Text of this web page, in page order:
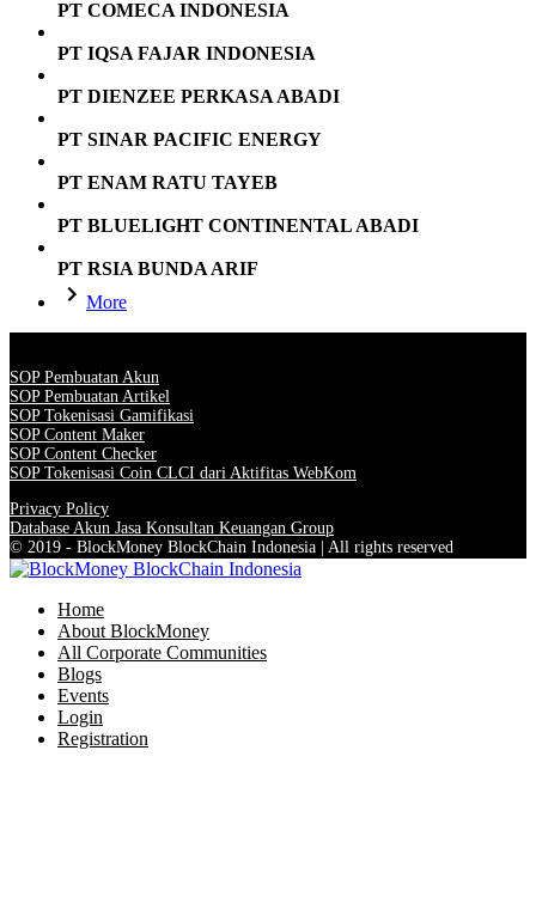
PT COMECA INDONESIA
PT IQSA FAJAR INDONESIA
PT DIENZEE PERKASA ABADI
PT SINAR PACIFIC ENERGY
PT ENAM RATU TAYEB
PT BLUELIGHT CONTINENTAL ABADI
PT RSIA BUNDA ARIF
More
SOP Pembuatan Akun
SOP Pembuatan Artikel
SOP Tokenisasi Gamifikasi
SOP Content Maker
SOP Content Checker
SOP Tokenisasi Coin CLCI dari Aktifitas WebKom
Privacy Policy
Database Akun Jasa Konsultan Keuangan Group
© 2019 - BlockMoney BlockChain Indonesia | All rights reserved
Home
About BlockMoney
All Corporate Communities
Blogs
Events
Login
Registration